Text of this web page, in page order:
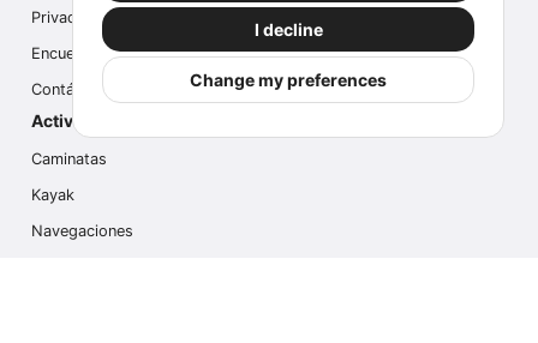
I decline
Change my preferences
Privacidad
Encuesta
Contáctanos
Actividades populares
Caminatas
Kayak
Navegaciones